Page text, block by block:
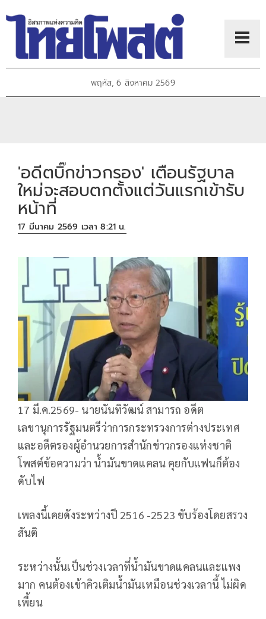
พฤหัส, 6 สิงหาคม 2569
'อดีตบิ๊กข่าวกรอง' เตือนรัฐบาล
ใหม่จะสอบตกตั้งแต่วันแรกเข้ารับ
หน้าที่​
17 มีนาคม 2569 เวลา 8:21 น.
17 มี.ค.2569- นายนันทิวัฒน์ สามารถ อดีต
เลขานุการรัฐมนตรีว่าการกระทรวงการต่างประเทศ
และอดีตรองผู้อำนวยการสำนักข่าวกรองแห่งชาติ
โพสต์ข้อความว่า น้ำมันขาดแคลน​ คุยกับแฟนก็ต้อง
ดับไฟ
เพลงนี้เคยดังระหว่างปี​ 2516 -​2523 ขับร้องโดยสรวง​
สันติ​
ระหว่างนั้นเป็นช่วงเวลาที่น้ำมันขาดแคลนและแพง
มาก​ คนต้องเข้าคิวเติมน้ำมันเหมือนช่วงเวลานี้​ ไม่ผิด
เพี้ยน